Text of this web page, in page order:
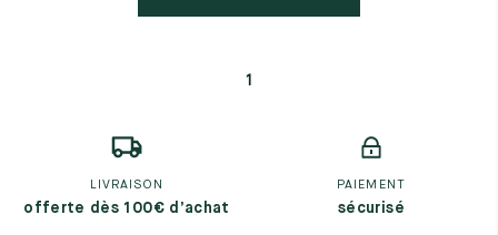
1
LIVRAISON
offerte dès 100€ d’achat
PAIEMENT
sécurisé